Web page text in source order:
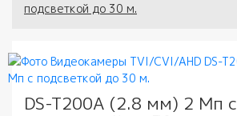
подсветкой до 30 м.
DS-T200A (2.8 мм) 2 Мп с